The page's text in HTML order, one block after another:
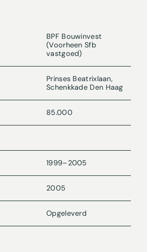
BPF Bouwinvest
(Voorheen Sfb
vastgoed)
Prinses Beatrixlaan,
Schenkkade Den Haag
85.000
1999–2005
2005
Opgeleverd